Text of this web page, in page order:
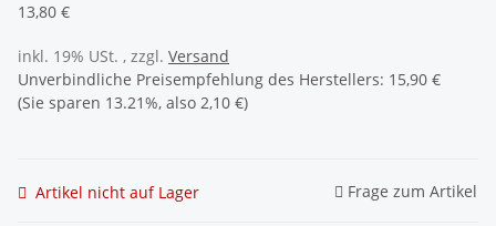
13,80 €
inkl. 19% USt. , zzgl. Versand
Unverbindliche Preisempfehlung des Herstellers: 15,90 €
(Sie sparen 13.21%, also 2,10 €)
Artikel nicht auf Lager Frage zum Artikel